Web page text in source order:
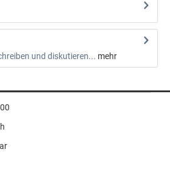
und diskutieren... mehr